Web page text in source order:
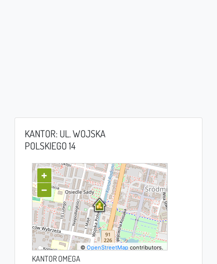
KANTOR: UL. WOJSKA
POLSKIEGO 14
+
−
©OpenStreetMap contributors.
KANTOR OMEGA